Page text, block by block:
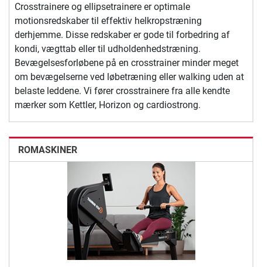
Crosstrainere og ellipsetrainere er optimale
motionsredskaber til effektiv helkropstræning
derhjemme. Disse redskaber er gode til forbedring af
kondi, vægttab eller til udholdenhedstræning.
Bevægelsesforløbene på en crosstrainer minder meget
om bevægelserne ved løbetræning eller walking uden at
belaste leddene. Vi fører crosstrainere fra alle kendte
mærker som Kettler, Horizon og cardiostrong.
ROMASKINER